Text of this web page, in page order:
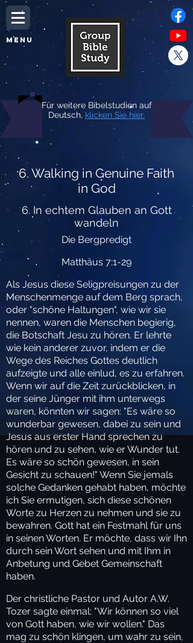
MENU
Für weitere Bibelstudien auf
Deutsch, klicken Sie hier.
6. Walking in Genuine Faith
in God
6. In echtem Glauben an Gott
wandeln
Die Bergpredigt
Matthäus 7:1-29
Als Jesus diese Seligpreisungen zu der
Menschenmenge auf dem Berg sprach,
oder "schöne Haltungen", wie wir sie
nennen, waren die Menschen begierig,
die Botschaft Jesu zu hören. Er lehrte
wie kein anderer zuvor, indem er die
Wege des Reiches Gottes deutlich
aufzeigte und alle einlud, es zu erfahren.
Wenn wir auf die Zeit zurückblicken, in
der seine Jünger mit ihm unterwegs
waren, könnten wir sagen: "Es wäre so
wunderbar gewesen, dabei zu sein und
Jesus aus erster Hand sprechen zu
hören und zu sehen, wie er Wunder tut.
Es wäre so schön gewesen, in sein
Gesicht zu schauen!" Wenn Sie jemals
solche Gedanken gehabt haben, möchte
ich Sie ermutigen, sich diese schönen
Worte zu Herzen zu nehmen und sie zu
bewahren. Gott hat ein Festmahl für uns
in seinen Worten. Er möchte, dass wir Ihn
durch sein Wort sehen und mit Ihm in
Anbetung und Gebet Gemeinschaft
haben.
Der christliche Pastor und Autor A.W.
Tozer sagte einmal: "Wir können so viel
von Gott haben, wie wir wollen." Das
mag zu schön klingen, um wahr zu sein,